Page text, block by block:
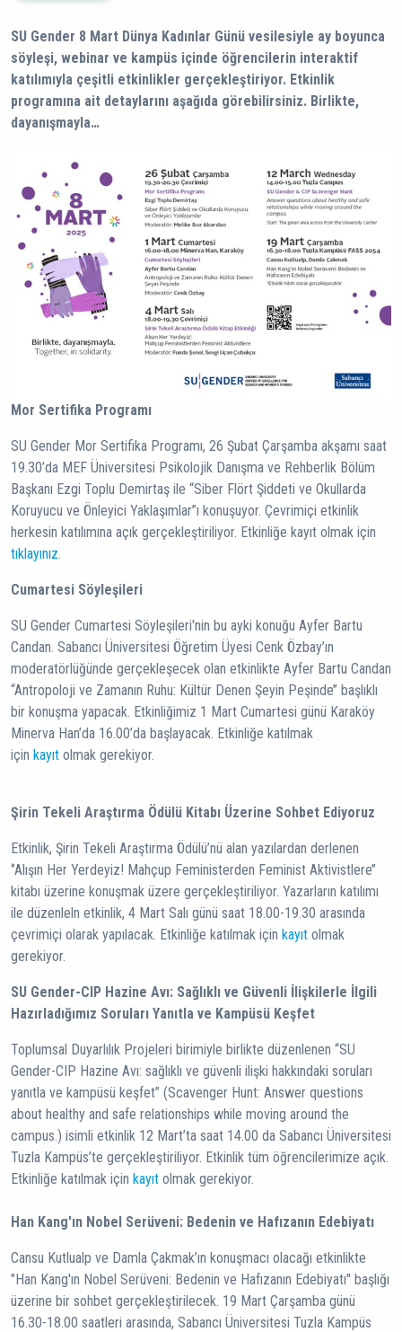
SU Gender 8 Mart Dünya Kadınlar Günü vesilesiyle ay boyunca
söyleşi, webinar ve kampüs içinde öğrencilerin interaktif
katılımıyla çeşitli etkinlikler gerçekleştiriyor. Etkinlik
programına ait detaylarını aşağıda görebilirsiniz. Birlikte,
dayanışmayla…
Mor Sertifika Programı
SU Gender Mor Sertifika Programı, 26 Şubat Çarşamba akşamı saat
19.30’da MEF Üniversitesi Psikolojik Danışma ve Rehberlik Bölüm
Başkanı Ezgi Toplu Demirtaş ile “Siber Flört Şiddeti ve Okullarda
Koruyucu ve Önleyici Yaklaşımlar”ı konuşuyor. Çevrimiçi etkinlik
herkesin katılımına açık gerçekleştiriliyor. Etkinliğe kayıt olmak için
tıklayınız.
Cumartesi Söyleşileri
SU Gender Cumartesi Söyleşileri'nin bu ayki konuğu Ayfer Bartu
Candan. Sabancı Üniversitesi Öğretim Üyesi Cenk Özbay’ın
moderatörlüğünde gerçekleşecek olan etkinlikte Ayfer Bartu Candan
‘‘Antropoloji ve Zamanın Ruhu: Kültür Denen Şeyin Peşinde’’ başlıklı
bir konuşma yapacak. Etkinliğimiz 1 Mart Cumartesi günü Karaköy
Minerva Han’da 16.00’da başlayacak. Etkinliğe katılmak
için kayıt olmak gerekiyor.
Şirin Tekeli Araştırma Ödülü Kitabı Üzerine Sohbet Ediyoruz
Etkinlik, Şirin Tekeli Araştırma Ödülü’nü alan yazılardan derlenen
‘’Alışın Her Yerdeyiz! Mahçup Feministerden Feminist Aktivistlere’’
kitabı üzerine konuşmak üzere gerçekleştiriliyor. Yazarların katılımı
ile düzenleln etkinlik, 4 Mart Salı günü saat 18.00-19.30 arasında
çevrimiçi olarak yapılacak. Etkinliğe katılmak için kayıt olmak
gerekiyor.
SU Gender-CIP Hazine Avı: Sağlıklı ve Güvenli İlişkilerle İlgili
Hazırladığımız Soruları Yanıtla ve Kampüsü Keşfet
Toplumsal Duyarlılık Projeleri birimiyle birlikte düzenlenen “SU
Gender-CIP Hazine Avı: sağlıklı ve güvenli ilişki hakkındaki soruları
yanıtla ve kampüsü keşfet” (Scavenger Hunt: Answer questions
about healthy and safe relationships while moving around the
campus.) isimli etkinlik 12 Mart’ta saat 14.00 da Sabancı Üniversitesi
Tuzla Kampüs’te gerçekleştiriliyor. Etkinlik tüm öğrencilerimize açık.
Etkinliğe katılmak için kayıt olmak gerekiyor.
Han Kang'ın Nobel Serüveni: Bedenin ve Hafızanın Edebiyatı
Cansu Kutlualp ve Damla Çakmak’ın konuşmacı olacağı etkinlikte
"Han Kang'ın Nobel Serüveni: Bedenin ve Hafızanın Edebiyatı" başlığı
üzerine bir sohbet gerçekleştirilecek. 19 Mart Çarşamba günü
16.30-18.00 saatleri arasında, Sabancı Üniversitesi Tuzla Kampüs